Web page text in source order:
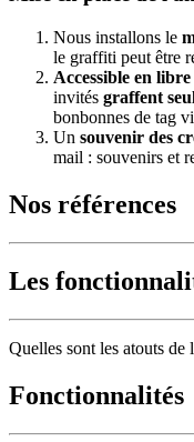
Nous installons le
le graffiti peut être
Accessible en
invités graffent
bonbonnes de tag
Un souvenir des
mail : souvenirs et
Nos références
Les
Quelles sont les atouts
Fonctionnalités